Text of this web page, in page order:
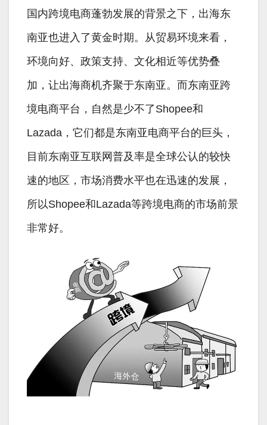
国内跨境电商蓬勃发展的背景之下，出海东
南亚也进入了黄金时期。从贸易环境来看，
环境向好、政策支持、文化相近等优势叠
加，让出海商机齐聚于东南亚。而东南亚跨
境电商平台，自然是少不了Shopee和
Lazada，它们都是东南亚电商平台的巨头，
目前东南亚互联网普及率是全球公认的较快
速的地区，市场消费水平也在迅速的发展，
所以Shopee和Lazada等跨境电商的市场前景
非常好。